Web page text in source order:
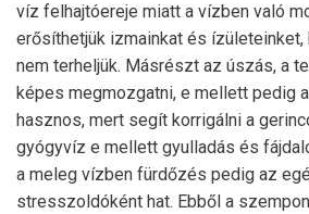
víz felhajtóereje miatt a vízben való
erősíthetjük izmainkat és
nem terheljük. Másrészt az úszás, a
képes megmozgatni, e mellett pedig
hasznos, mert segít korrigálni a
gyógyvíz e mellett gyulladás és
a meleg vízben fürdőzés pedig az
stresszoldóként hat. Ebből a